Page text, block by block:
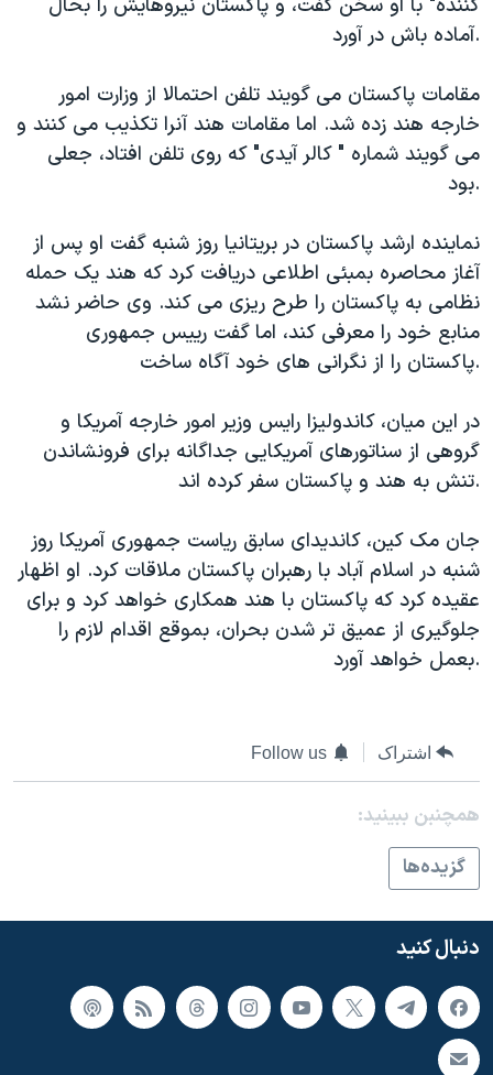
آماده باش در آورد.
مقامات پاکستان می گویند تلفن احتمالا از وزارت امور
خارجه هند زده شد. اما مقامات هند آنرا تکذیب می کنند و
می گویند شماره " کالر آیدی" که روی تلفن افتاد، جعلی
بود.
نماینده ارشد پاکستان در بریتانیا روز شنبه گفت او پس از
آغاز محاصره بمبئی اطلاعی دریافت کرد که هند یک حمله
نظامی به پاکستان را طرح ریزی می کند. وی حاضر نشد
منابع خود را معرفی کند، اما گفت رییس جمهوری
پاکستان را از نگرانی های خود آگاه ساخت.
در این میان، کاندولیزا رایس وزیر امور خارجه آمریکا و
گروهی از سناتورهای آمریکایی جداگانه برای فرونشاندن
تنش به هند و پاکستان سفر کرده اند.
جان مک کین، کاندیدای سابق ریاست جمهوری آمریکا روز
شنبه در اسلام آباد با رهبران پاکستان ملاقات کرد. او اظهار
عقیده کرد که پاکستان با هند همکاری خواهد کرد و برای
جلوگیری از عمیق تر شدن بحران، بموقع اقدام لازم را
بعمل خواهد آورد.
اشتراک Follow us
همچنبن ببینید:
گزيده‌ها
دنبال کنید